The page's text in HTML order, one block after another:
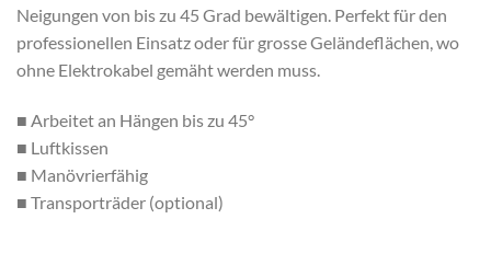
Neigungen von bis zu 45 Grad bewältigen. Perfekt für den
professionellen Einsatz oder für grosse Geländeflächen, wo
ohne Elektrokabel gemäht werden muss.
■ Arbeitet an Hängen bis zu 45°
■ Luftkissen
■ Manövrierfähig
■ Transporträder (optional)